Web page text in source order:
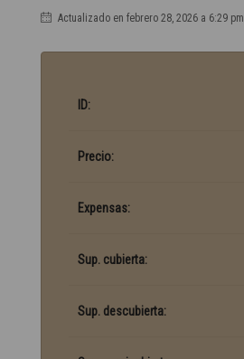
Actualizado en febrero 28, 2026 a 6:29 pm
ID:
Precio:
Expensas:
Sup. cubierta:
Sup. descubierta: